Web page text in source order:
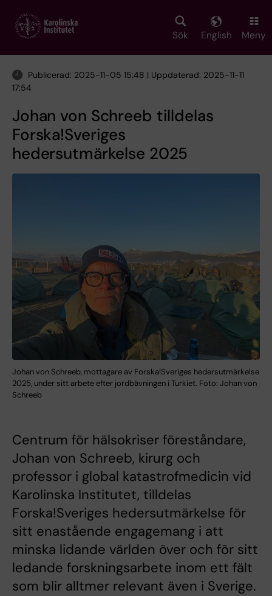
main
Sök English Meny
Publicerad: 2025-11-05 15:48 | Uppdaterad: 2025-11-11
17:54
Johan von Schreeb tilldelas
Forska!Sveriges
hedersutmärkelse 2025
Johan von Schreeb, mottagare av Forska!Sveriges hedersutmärkelse
2025, under sitt arbete efter jordbävningen i Turkiet. Foto: Johan von
Schreeb
Centrum för hälsokriser föreståndare,
Johan von Schreeb, kirurg och
professor i global katastrofmedicin vid
Karolinska Institutet, tilldelas
Forska!Sveriges hedersutmärkelse för
sitt enastående engagemang i att
minska lidande världen över och för sitt
ledande forskningsarbete inom ett fält
som blir alltmer relevant även i Sverige.